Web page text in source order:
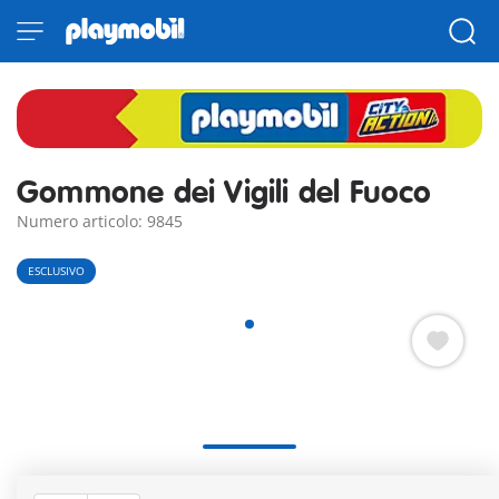
Gommone dei Vigili del Fuoco
Numero articolo: 9845
ESCLUSIVO